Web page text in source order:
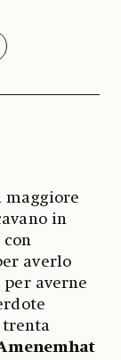
maggiore
in
averlo
per averne
trenta